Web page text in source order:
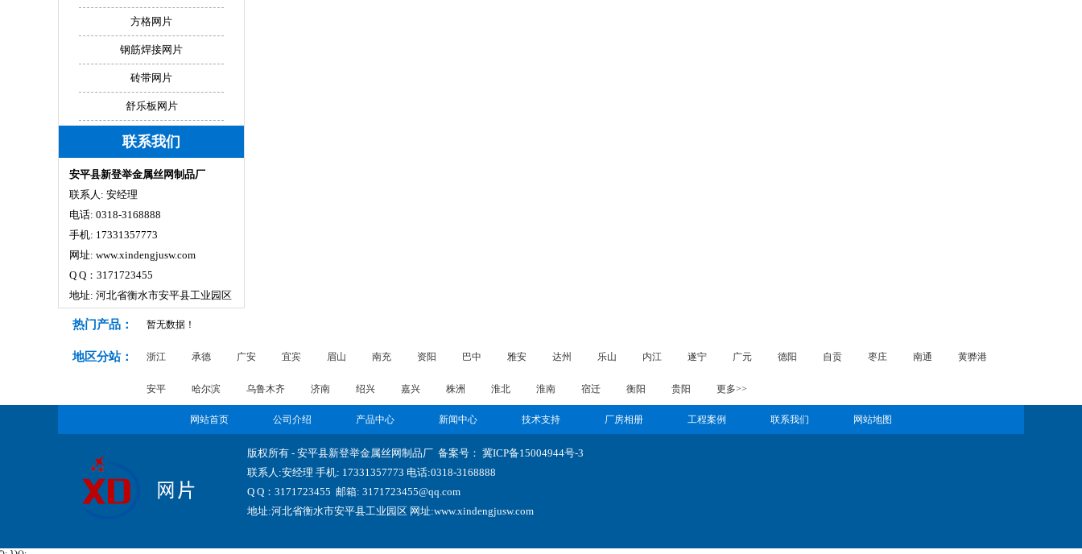
方格网片
钢筋焊接网片
砖带网片
舒乐板网片
联系我们
安平县新登举金属丝网制品厂
联系人: 安经理
电话: 0318-3168888
手机: 17331357773
网址: www.xindengjusw.com
Q Q：3171723455
地址: 河北省衡水市安平县工业园区
热门产品： 暂无数据！
地区分站： 浙江 承德 广安 宜宾 眉山 南充 资阳 巴中 雅安 达州 乐山 内江 遂宁 广元 德阳 自贡 枣庄 南通 黄骅港
安平 哈尔滨 乌鲁木齐 济南 绍兴 嘉兴 株洲 淮北 淮南 宿迁 衡阳 贵阳 更多>>
网站首页 公司介绍 产品中心 新闻中心 技术支持 厂房相册 工程案例 联系我们 网站地图
版权所有 - 安平县新登举金属丝网制品厂 备案号： 冀ICP备15004944号-3
联系人:安经理 手机: 17331357773 电话:0318-3168888
Q Q：3171723455 邮箱: 3171723455@qq.com
地址:河北省衡水市安平县工业园区 网址:www.xindengjusw.com